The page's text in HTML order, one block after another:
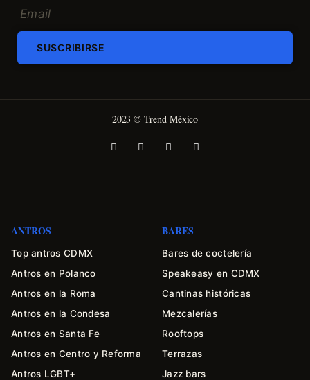
SUSCRIBIRSE
2023 © Trend México
ANTROS
Top antros CDMX
Antros en Polanco
Antros en la Roma
Antros en la Condesa
Antros en Santa Fe
Antros en Centro y Reforma
Antros LGBT+
BARES
Bares de coctelería
Speakeasy en CDMX
Cantinas históricas
Mezcalerías
Rooftops
Terrazas
Jazz bars